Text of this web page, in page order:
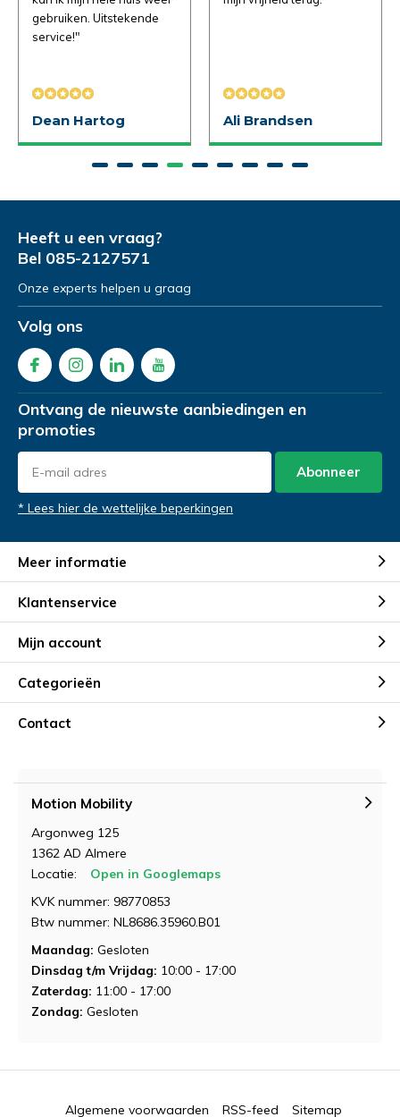
gebruiken. Uitstekende
service!"
Dean Hartog Ali Brandsen
Heeft u een vraag?
Bel 085-2127571
Onze experts helpen u graag
Volg ons
Ontvang de nieuwste aanbiedingen en
promoties
Abonneer
* Lees hier de wettelijke beperkingen
Meer informatie
Klantenservice
Mijn account
Categorieën
Contact
Motion Mobility
Argonweg 125
1362 AD Almere
Locatie:
Open in Googlemaps
KVK nummer: 98770853
Btw nummer: NL8686.35960.B01
Maandag: Gesloten
Dinsdag t/m Vrijdag: 10:00 - 17:00
Zaterdag: 11:00 - 17:00
Zondag: Gesloten
Algemene voorwaarden RSS-feed Sitemap
aanvragen
Demonstratie in de showroom
Proefrit aan huis
Emailadres*
Telefoonnummer*
Product Naam
Gewenste datum voor proefrit
aanvragen
Demonstratie in de showroom
Gratis slaapadvies aan huis
Emailadres*
Telefoonnummer*
Product Naam
Gewenste datum voor slaapadvies
winkel
Emailadres*
Telefoonnummer*
Product Naam
Gewenste datum voor proefzitten*
Opmerkingen